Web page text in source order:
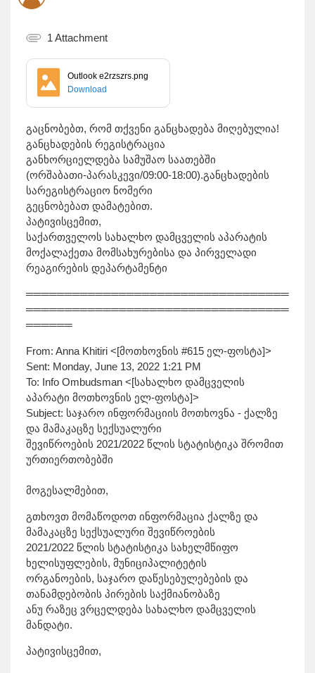
1 Attachment
Outlook e2rzszrs.png
Download
გაცნობებთ, რომ თქვენი განცხადება მიღებულია!
განცხადების რეგისტრაცია
განხორციელდება სამუშაო საათებში
(ორშაბათი-პარასკევი/09:00-18:00).განცხადების
სარეგისტრაციო ნომერი
გეცნობებათ დამატებით.
პატივისცემით,
საქართველოს სახალხო დამცველის აპარატის
მოქალაქეთა მომსახურებისა და პირველადი
რეაგირების დეპარტამენტი
══════════════════════════════════
══════════════════════════════════
══════
From: Anna Khitiri <[მოთხოვნის #615 ელ-ფოსტა]>
Sent: Monday, June 13, 2022 1:21 PM
To: Info Ombudsman <[სახალხო დამცველის
აპარატი მოთხოვნის ელ-ფოსტა]>
Subject: საჯარო ინფორმაციის მოთხოვნა - ქალზე
და მამაკაცზე სექსუალური
შევიწროების 2021/2022 წლის სტატისტიკა შრომით
ურთიერთობებში
მოგესალმებით,
გთხოვთ მომაწოდოთ ინფორმაცია ქალზე და
მამაკაცზე სექსუალური შევიწროების
2021/2022 წლის სტატისტიკა სახელმწიფო
ხელისუფლების, მუნიციპალიტეტის
ორგანოების, საჯარო დაწესებულებების და
თანამდებობის პირების საქმიანობაზე
ანუ რაზეც ვრცელდება სახალხო დამცველის
მანდატი.
პატივისცემით,